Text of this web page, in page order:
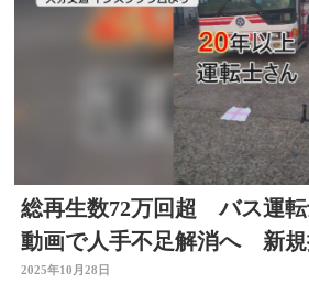
総再生数72万回超 バス運
動画で人手不足解消へ 新規
っかけ 大分
2025年10月28日